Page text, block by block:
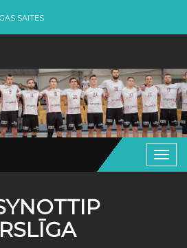
SAITES